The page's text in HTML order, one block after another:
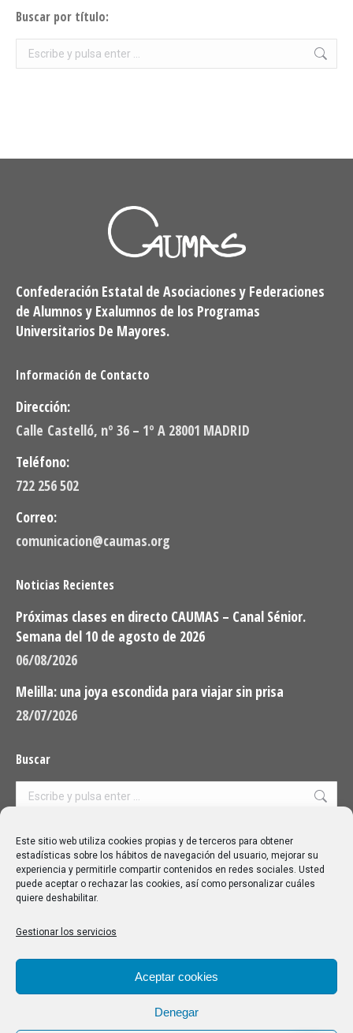
Este sitio web utiliza cookies propias y de terceros para obtener
estadísticas sobre los hábitos de navegación del usuario, mejorar su
experiencia y permitirle compartir contenidos en redes sociales. Usted
puede aceptar o rechazar las cookies, así como personalizar cuáles
quiere deshabilitar.
Gestionar los servicios
Aceptar cookies
Denegar
Buscar por título:
Buscar:
Confederación Estatal de Asociaciones y Federaciones
de Alumnos y Exalumnos de los Programas
Universitarios De Mayores.
Información de Contacto
Dirección:
Calle Castelló, nº 36 – 1º A 28001 MADRID
Teléfono:
722 256 502
Correo:
comunicacion@caumas.org
Noticias Recientes
Próximas clases en directo CAUMAS – Canal Sénior.
Semana del 10 de agosto de 2026
06/08/2026
Melilla: una joya escondida para viajar sin prisa
28/07/2026
Buscar
Buscar:
Aviso Legal|Política de privacidad|Política de cookies